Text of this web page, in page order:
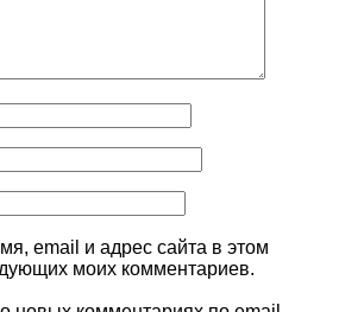
email и адрес сайта в этом
моих комментариев.